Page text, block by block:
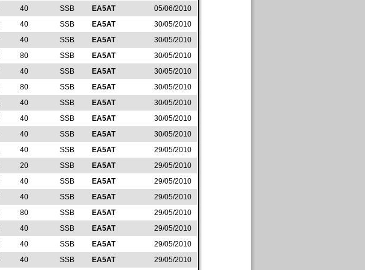
40 SSB EA5AT
05/06/2010
40 SSB EA5AT
30/05/2010
40 SSB EA5AT
30/05/2010
80 SSB EA5AT
30/05/2010
40 SSB EA5AT
30/05/2010
80 SSB EA5AT
30/05/2010
40 SSB EA5AT
30/05/2010
40 SSB EA5AT
30/05/2010
40 SSB EA5AT
30/05/2010
40 SSB EA5AT
29/05/2010
20 SSB EA5AT
29/05/2010
40 SSB EA5AT
29/05/2010
40 SSB EA5AT
29/05/2010
80 SSB EA5AT
29/05/2010
40 SSB EA5AT
29/05/2010
40 SSB EA5AT
29/05/2010
40 SSB EA5AT
29/05/2010